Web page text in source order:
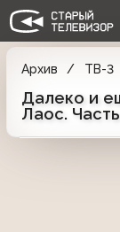
Архив ТВ-3
Далеко и
Лаос.